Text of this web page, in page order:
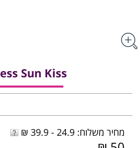
Sun Kiss
מחיר משלוח: 24.9 - 39.9 ₪